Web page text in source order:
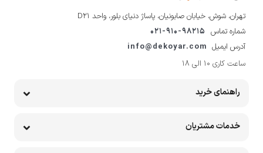
تهران، شوش، خیابان صابونیان، پاساژ دنیای بلور، واحد D21
شماره تماس 021-910-98215
آدرس ایمیل info@dekoyar.com
ساعت کاری 10 الی 18
راهنمای خرید
خدمات مشتریان